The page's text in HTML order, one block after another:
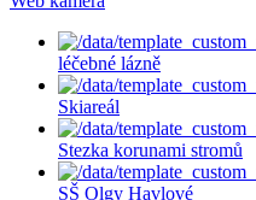
léčebné lázně
Skiareál
Stezka korunami stromů
SŠ Olgy Havlové